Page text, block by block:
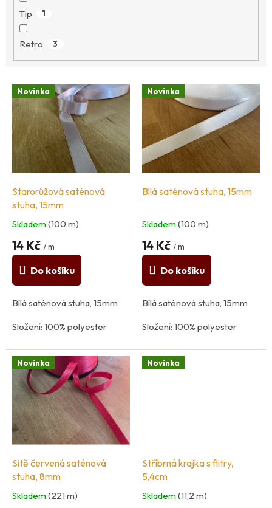
Tip 1
Retro 3
V
ý
p
o
d
k
ů
Novinka
Starorůžová saténová
stuha, 15mm
Skladem(100 m)
14 Kč / m
Do košíku
Bílá saténová stuha, 15mm
Složení: 100% polyester
země původu: Francie
Novinka
Bílá saténová stuha, 15mm
Skladem(100 m)
14 Kč / m
Do košíku
Bílá saténová stuha, 15mm
Složení: 100% polyester
země původu: Francie
Novinka
Sitě červená saténová
stuha, 8mm
Skladem(221 m)
Novinka
Stříbrná krajka s flitry,
5,4cm
Skladem(11,2 m)